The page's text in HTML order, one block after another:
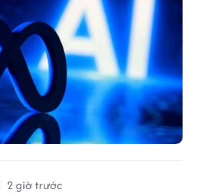
2 giờ trước